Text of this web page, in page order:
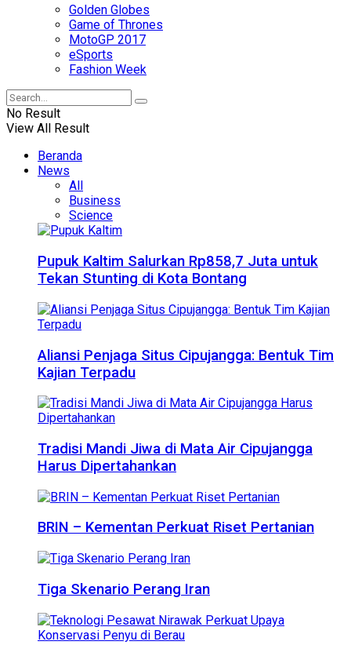
Golden Globes
Game of Thrones
MotoGP 2017
eSports
Fashion Week
No Result
View All Result
Beranda
News
All
Business
Science
Pupuk Kaltim Salurkan Rp858,7 Juta untuk
Tekan Stunting di Kota Bontang
Aliansi Penjaga Situs Cipujangga: Bentuk Tim
Kajian Terpadu
Tradisi Mandi Jiwa di Mata Air Cipujangga
Harus Dipertahankan
BRIN – Kementan Perkuat Riset Pertanian
Tiga Skenario Perang Iran